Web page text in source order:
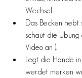
Wechsel.
Das Becken hebt
schaut die Übung
Video an ).
Legt die Hände
werdet merken